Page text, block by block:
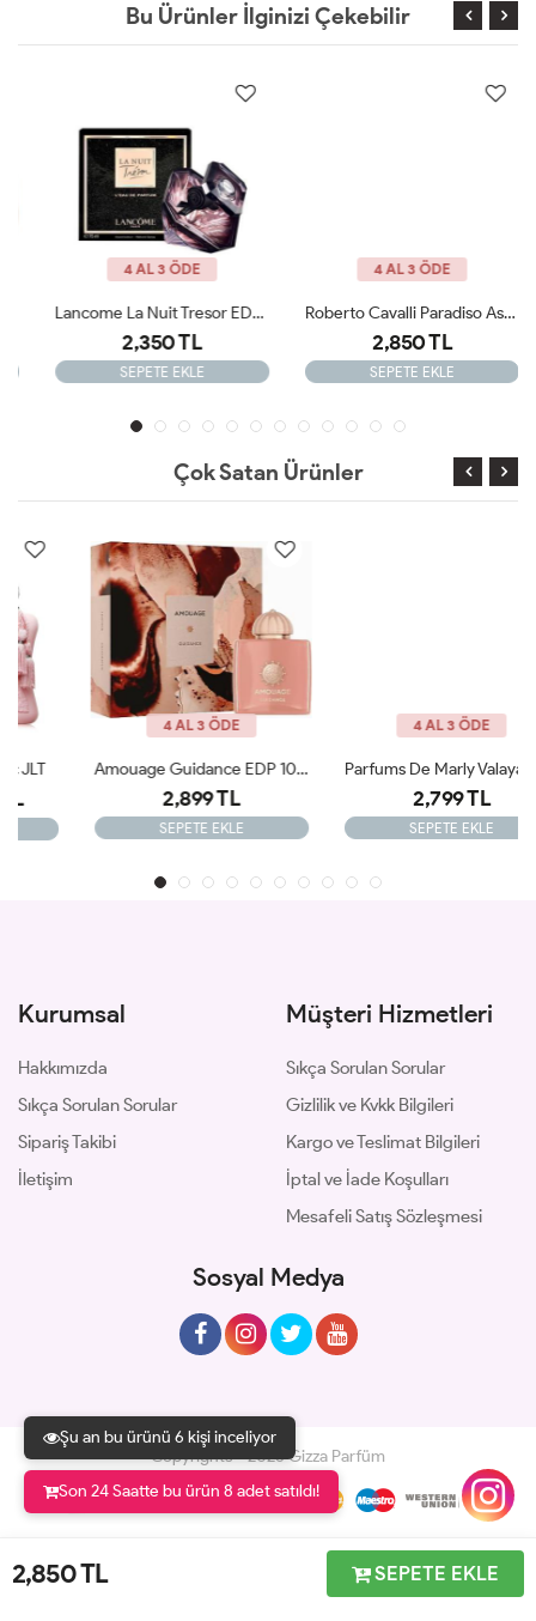
2,850TL SEPETE EKLE
Şu an bu ürünü 6 kişi inceliyor
Son 24 Saatte bu ürün 8 adet satıldı!
Bu Ürünler İlginizi Çekebilir
4 AL 3 ÖDE
Lancome La Nuit Tresor EDP 100ML Kadın Parfüm ARC JLT
2,350 TL
SEPETE EKLE
4 AL 3 ÖDE
Roberto Cavalli Paradiso Assoluto Kadın Parfüm ARC JLT
2,850 TL
SEPETE EKLE
Çok Satan Ürünler
4 AL 3 ÖDE
Amouage Guidance EDP 100 Ml Kadın Parfüm JLT
2,899 TL
SEPETE EKLE
4 AL 3 ÖDE
Parfums De Marly Valaya Exclusif Edp Kadın Parfüm 75 Ml ARC JLT
2,799 TL
SEPETE EKLE
Kurumsal
Hakkımızda
Sıkça Sorulan Sorular
Sipariş Takibi
İletişim
Müşteri Hizmetleri
Sıkça Sorulan Sorular
Gizlilik ve Kvkk Bilgileri
Kargo ve Teslimat Bilgileri
İptal ve İade Koşulları
Mesafeli Satış Sözleşmesi
Sosyal Medya
Copyrights © 2026 Gizza Parfüm
Geliştir - powered by innovation
Sipariş Takibi İletişim